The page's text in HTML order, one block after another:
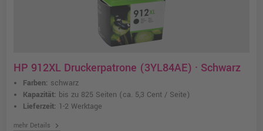
HP 912XL Druckerpatrone (3YL84AE) · Schwarz
Farben: schwarz
Kapazität: bis zu 825 Seiten (ca. 5,3 Cent / Seite)
Lieferzeit: 1-2 Werktage
mehr Details chevron_right